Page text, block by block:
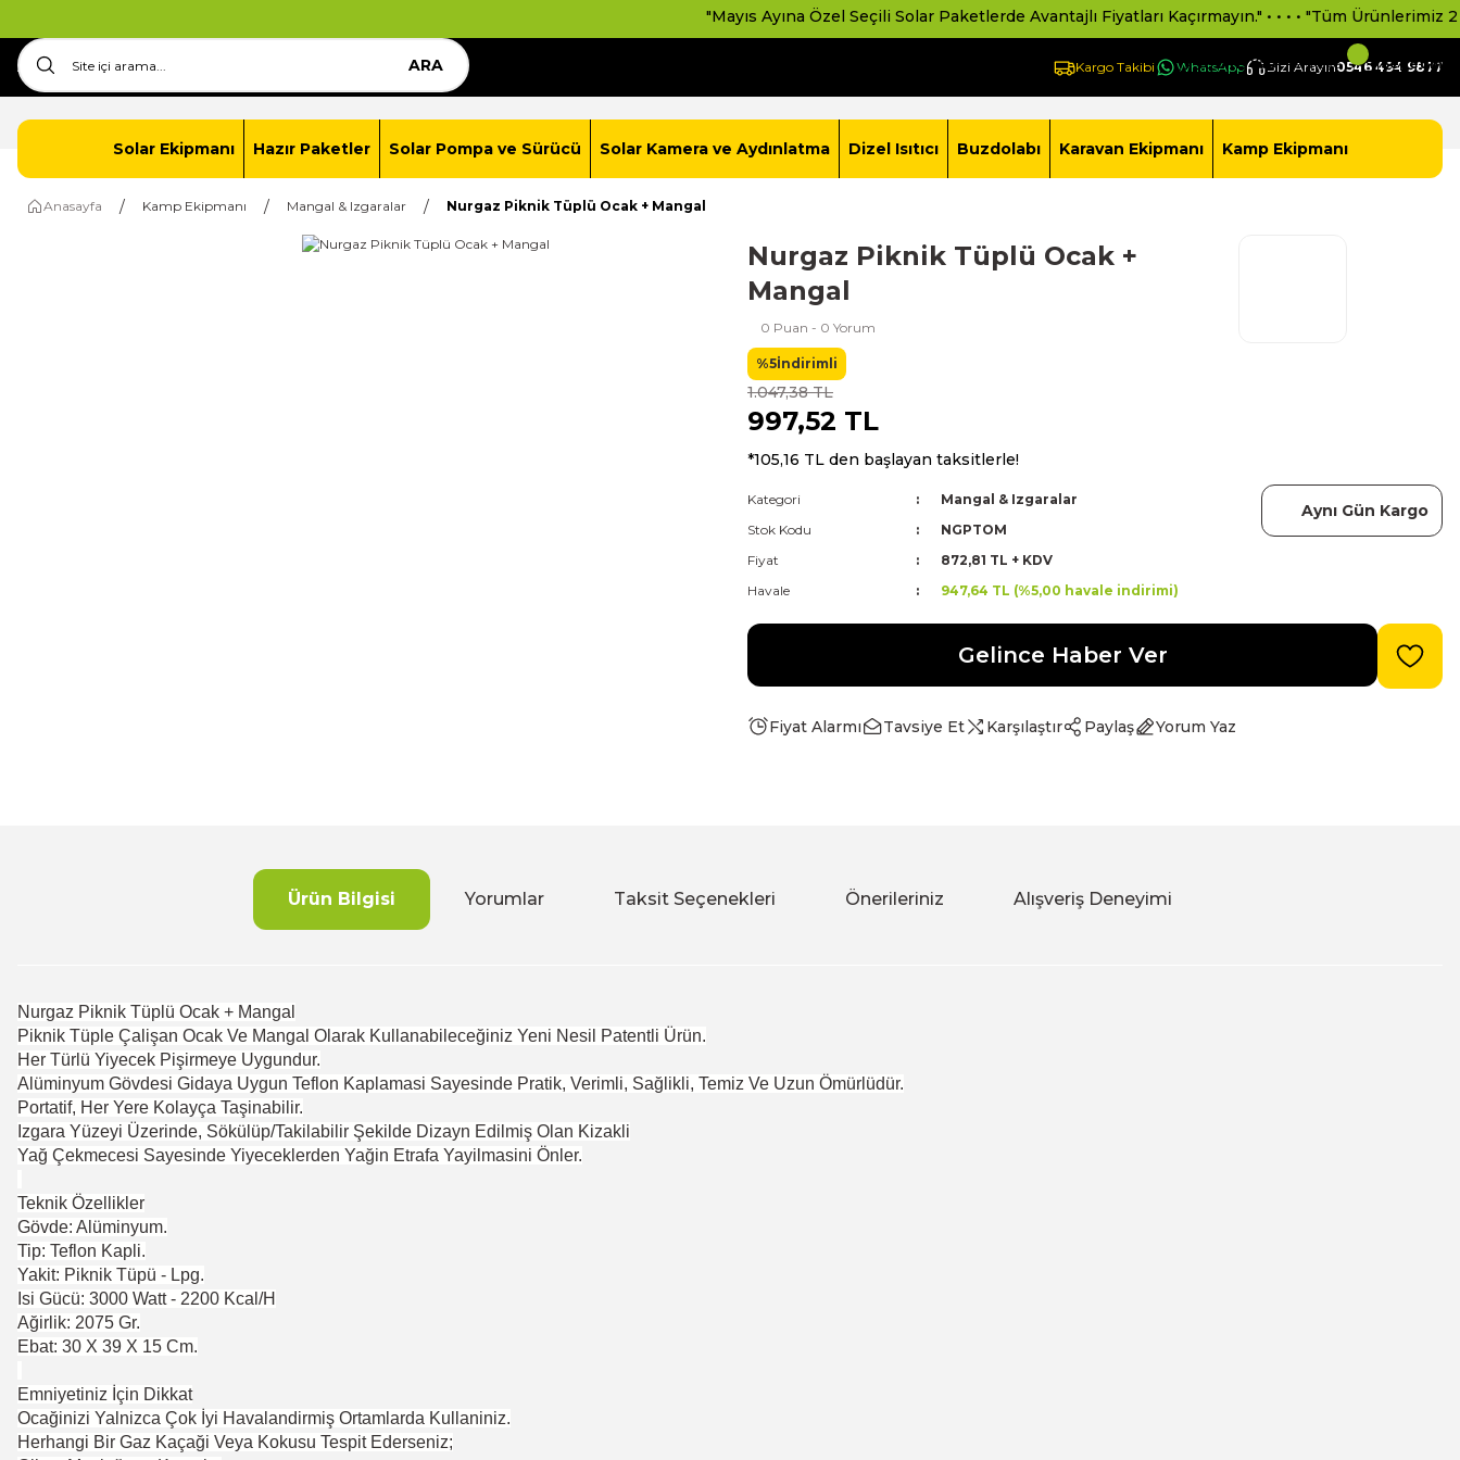
"Mayıs Ayına Özel Seçili Solar Paketlerde Avantajlı Fiyatları Kaçırmayın." • • • • "Tüm Ürünlerimiz 2
Anasayfa İletişim Solar Paket Oluştur Kargo Takibi WhatsApp Bizi Arayın0546 494 9877
ARA Giriş Yap -Yeni Üye Ol Sepetim
Solar Ekipmanı Hazır Paketler Solar Pompa ve Sürücü Solar Kamera ve Aydınlatma Dizel Isıtıcı Buzdolabı Karavan Ekipmanı Kamp Ekipmanı
Anasayfa Kamp Ekipmanı Mangal & Izgaralar Nurgaz Piknik Tüplü Ocak + Mangal
Nurgaz Piknik Tüplü Ocak +
Mangal
0 Puan - 0 Yorum
%5İndirimli
1.047,38 TL
997,52 TL
*105,16 TL den başlayan taksitlerle!
Kategori
Mangal & Izgaralar
Stok Kodu
NGPTOM
Fiyat
872,81 TL + KDV
Havale
947,64 TL (%5,00 havale indirimi)
Aynı Gün Kargo
Gelince Haber Ver
Fiyat Alarmı Tavsiye Et Karşılaştır Paylaş Yorum Yaz
Ürün Bilgisi Yorumlar Taksit Seçenekleri Önerileriniz Alışveriş Deneyimi
Nurgaz Piknik Tüplü Ocak + Mangal
Piknik Tüple Çalişan Ocak Ve Mangal Olarak Kullanabileceğiniz Yeni Nesil Patentli Ürün.
Her Türlü Yiyecek Pişirmeye Uygundur.
Alüminyum Gövdesi Gidaya Uygun Teflon Kaplamasi Sayesinde Pratik, Verimli, Sağlikli, Temiz Ve Uzun Ömürlüdür.
Portatif, Her Yere Kolayça Taşinabilir.
Izgara Yüzeyi Üzerinde, Sökülüp/Takilabilir Şekilde Dizayn Edilmiş Olan Kizakli
Yağ Çekmecesi Sayesinde Yiyeceklerden Yağin Etrafa Yayilmasini Önler.
Teknik Özellikler
Gövde: Alüminyum.
Tip: Teflon Kapli.
Yakit: Piknik Tüpü - Lpg.
Isi Gücü: 3000 Watt - 2200 Kcal/H
Ağirlik: 2075 Gr.
Ebat: 30 X 39 X 15 Cm.
Emniyetiniz İçin Dikkat
Ocağinizi Yalnizca Çok İyi Havalandirmiş Ortamlarda Kullaniniz.
Herhangi Bir Gaz Kaçaği Veya Kokusu Tespit Ederseniz;